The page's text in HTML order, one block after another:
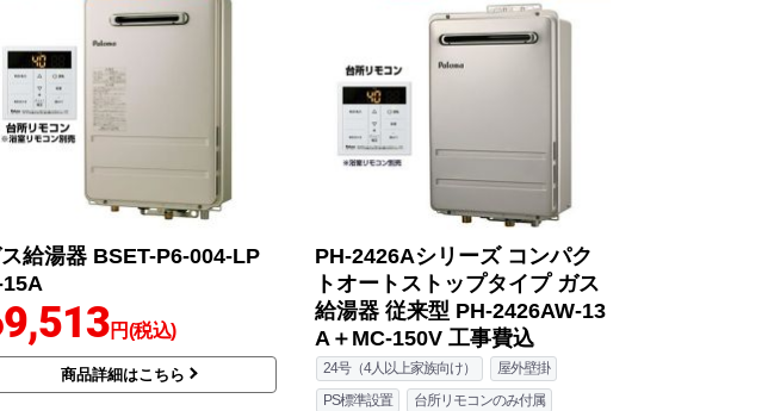
給湯器 BSET-P6-004-LP
円(税込)
商品詳細はこちら
PH-2426Aシリーズ コンパク
トオートストップタイプ ガス
給湯器 従来型 PH-2426AW-13
A＋MC-150V 工事費込
24号（4人以上家族向け）
屋外壁掛
PS標準設置
台所リモコンのみ付属